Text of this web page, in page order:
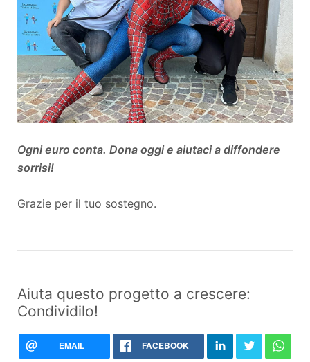
Ogni euro conta. Dona oggi e aiutaci a diffondere
sorrisi!
Grazie per il tuo sostegno.
Aiuta questo progetto a crescere:
Condividilo!
EMAIL FACEBOOK